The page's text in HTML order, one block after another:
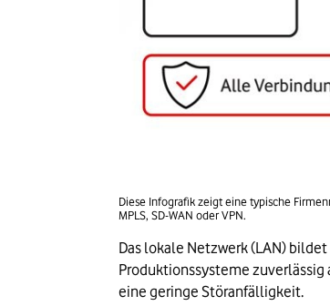
Diese Infografik zeigt eine typische
MPLS, SD-WAN oder VPN.
Das lokale Netzwerk (LAN)
Produktionssysteme
eine geringe Störanfälligkeit.